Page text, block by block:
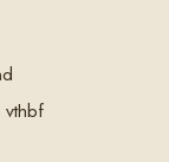
vthbf